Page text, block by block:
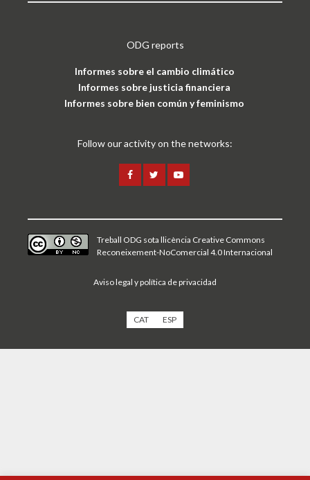
ODG reports
Informes sobre el cambio climático
Informes sobre justicia financiera
Informes sobre bien común y feminismo
Follow our activity on the networks:
Treball ODG sota llicència Creative Commons
Reconeixement-NoComercial 4.0 Internacional
Aviso legal y política de privacidad
CAT ESP